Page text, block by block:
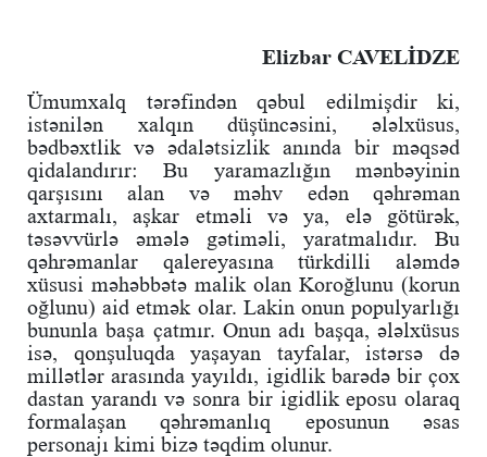
Elizbar CAVELİDZE
Ümumxalq tərəfindən qəbul edilmişdir ki,
istənilən xalqın düşüncəsini, ələlxüsus,
bədbəxtlik və ədalətsizlik anında bir məqsəd
qidalandırır: Bu yaramazlığın mənbəyinin
qarşısını alan və məhv edən qəhrəman
axtarmalı, aşkar etməli və ya, elə götürək,
təsəvvürlə əmələ gətiməli, yaratmalıdır. Bu
qəhrəmanlar qalereyasına türkdilli aləmdə
xüsusi məhəbbətə malik olan Koroğlunu (korun
oğlunu) aid etmək olar. Lakin onun populyarlığı
bununla başa çatmır. Onun adı başqa, ələlxüsus
isə, qonşuluqda yaşayan tayfalar, istərsə də
millətlər arasında yayıldı, igidlik barədə bir çox
dastan yarandı və sonra bir igidlik eposu olaraq
formalaşan qəhrəmanlıq eposunun əsas
personajı kimi bizə təqdim olunur.